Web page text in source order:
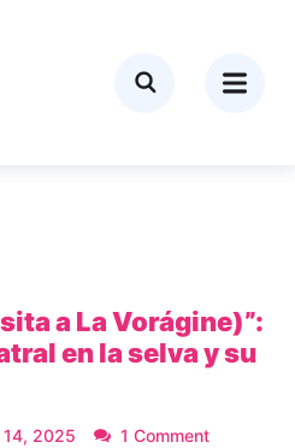
a La Vorágine)”:
en la selva y su
14, 2025
1 Comment